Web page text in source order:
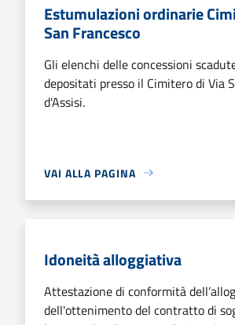
Estumulazioni ordinarie
San Francesco
Gli elenchi delle concessioni
depositati presso il Cimitero di Via
d'Assisi.
VAI ALLA PAGINA
Idoneità alloggiativa
Attestazione di conformità
dell'ottenimento del contratto di